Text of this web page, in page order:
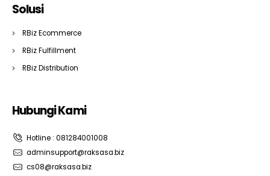
Solusi
RBiz Ecommerce
RBiz Fulfillment
RBiz Distribution
Hubungi Kami
Hotline : 081284001008
adminsupport@raksasa.biz
cs08@raksasa.biz